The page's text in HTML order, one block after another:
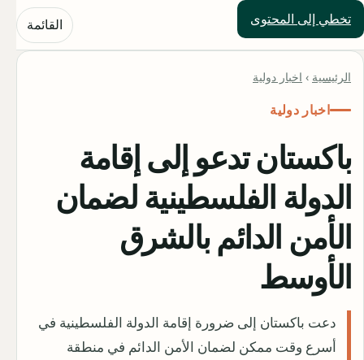
تخطي إلى المحتوى
حلول العالم القائمة
الرئيسية › اخبار دولية
اخبار دولية
باكستان تدعو إلى إقامة
الدولة الفلسطينية لضمان
الأمن الدائم بالشرق
الأوسط
دعت باكستان إلى ضرورة إقامة الدولة الفلسطينية في
أسرع وقت ممكن لضمان الأمن الدائم في منطقة